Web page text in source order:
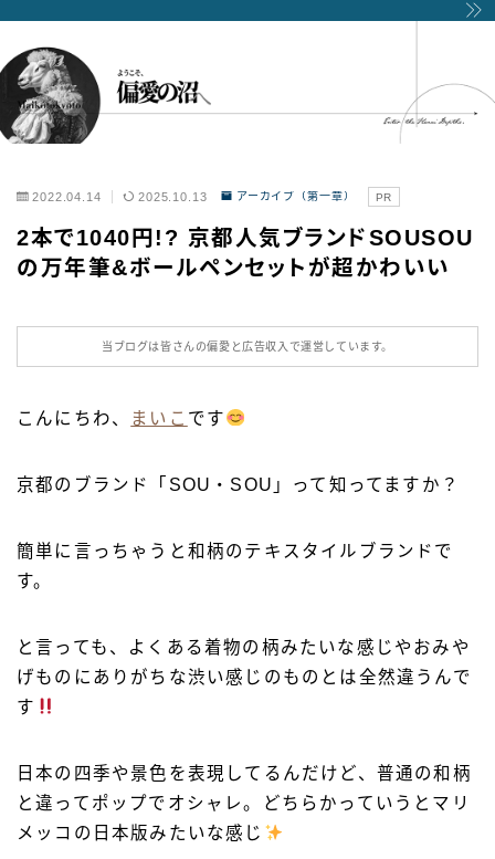
2022.04.14 2025.10.13 アーカイブ（第一章） PR
2本で1040円!? 京都人気ブランドSOUSOU
の万年筆&ボールペンセットが超かわいい
当ブログは皆さんの偏愛と広告収入で運営しています。
こんにちわ、 まいこ です
京都のブランド「SOU・SOU」って知ってますか？
簡単に言っちゃうと和柄のテキスタイルブランドで
す。
と言っても、よくある着物の柄みたいな感じやおみや
げものにありがちな渋い感じのものとは全然違うんで
す
日本の四季や景色を表現してるんだけど、普通の和柄
と違ってポップでオシャレ。どちらかっていうとマリ
メッコの日本版みたいな感じ